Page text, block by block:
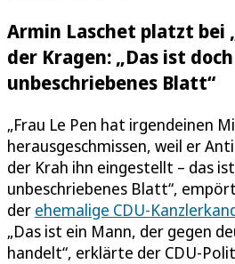
Armin Laschet platzt bei
der Kragen: „Das ist
unbeschriebenes Blatt“
„Frau Le Pen hat irgendeinen
herausgeschmissen, weil er
der Krah ihn eingestellt – das
unbeschriebenes Blatt“,
der ehemalige CDU-
„Das ist ein Mann, der gegen
handelt“, erklärte der CDU-